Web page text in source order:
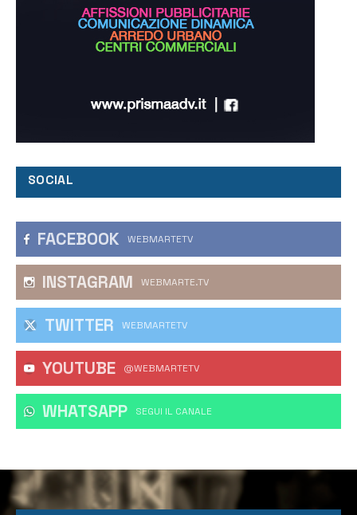
SOCIAL
FACEBOOK WEBMARTETV
INSTAGRAM WEBMARTE.TV
TWITTER WEBMARTETV
YOUTUBE @WEBMARTETV
WHATSAPP ‎SEGUI IL CANALE